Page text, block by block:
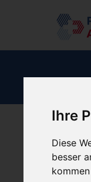
Ihre
Diese
besser